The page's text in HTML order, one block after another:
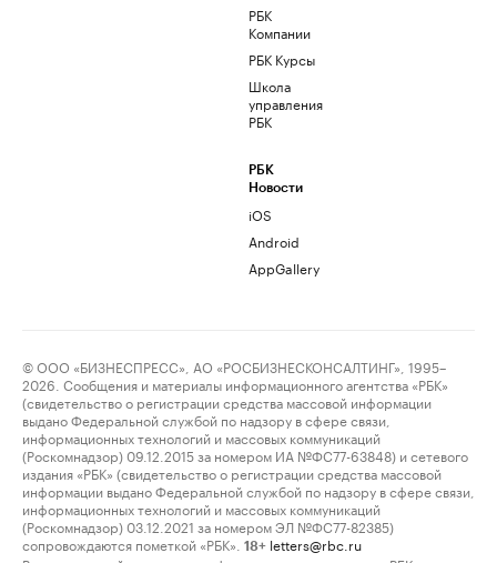
РБК
Компании
РБК Курсы
Школа
управления
РБК
РБК
Новости
iOS
Android
AppGallery
© ООО «БИЗНЕСПРЕСС», АО «РОСБИЗНЕСКОНСАЛТИНГ», 1995–
2026. Сообщения и материалы информационного агентства «РБК»
(свидетельство о регистрации средства массовой информации
выдано Федеральной службой по надзору в сфере связи,
информационных технологий и массовых коммуникаций
(Роскомнадзор) 09.12.2015 за номером ИА №ФС77-63848) и сетевого
издания «РБК» (свидетельство о регистрации средства массовой
информации выдано Федеральной службой по надзору в сфере связи,
информационных технологий и массовых коммуникаций
(Роскомнадзор) 03.12.2021 за номером ЭЛ №ФС77-82385)
сопровождаются пометкой «РБК».
18+ letters@rbc.ru